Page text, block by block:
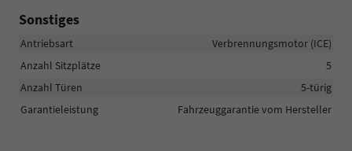
Sonstiges
Antriebsart
Verbrennungsmotor (ICE)
Anzahl Sitzplätze
5
Anzahl Türen
5-türig
Garantieleistung
Fahrzeuggarantie vom Hersteller